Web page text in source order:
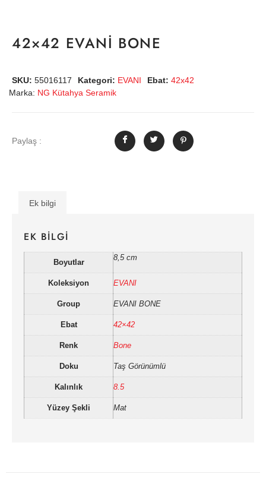
42×42 EVANİ BONE
SKU: 55016117 Kategori: EVANI Ebat: 42x42
Marka: NG Kütahya Seramik
Paylaş :
Ek bilgi
EK BILGI
Boyutlar
8,5 cm
Koleksiyon EVANI
Group EVANI BONE
Ebat 42×42
Renk Bone
Doku Taş Görünümlü
Kalınlık 8.5
Yüzey Şekli Mat